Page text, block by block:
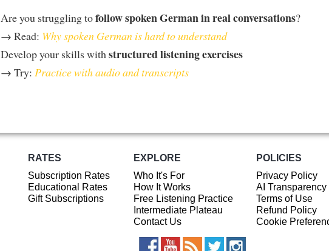
Are you struggling tofollow spoken German in real conversations?
→ Read: Why spoken German is hard to understand
Develop your skills withstructured listening exercises
→ Try: Practice with audio and transcripts
RATES
Subscription Rates
Educational Rates
Gift Subscriptions
EXPLORE
Who It's For
How It Works
Free Listening Practice
Intermediate Plateau
Contact Us
POLICIES
Privacy Policy
AI
Terms of Use
Refund Policy
Cookie